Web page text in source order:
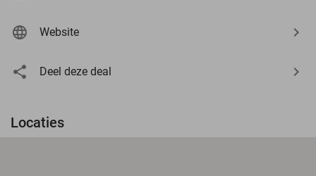
Website
Deel deze deal
Locaties